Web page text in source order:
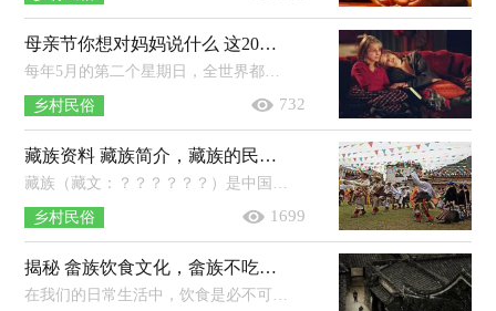
母亲节你想对妈妈说什么 这20句话献给最特别的她
乡村民俗 732
藏族资料 藏族简介，藏族的民族起源是什么
乡村民俗 1699
揭秘 畲族饮食文化，畲族不吃狗肉的原因及传说